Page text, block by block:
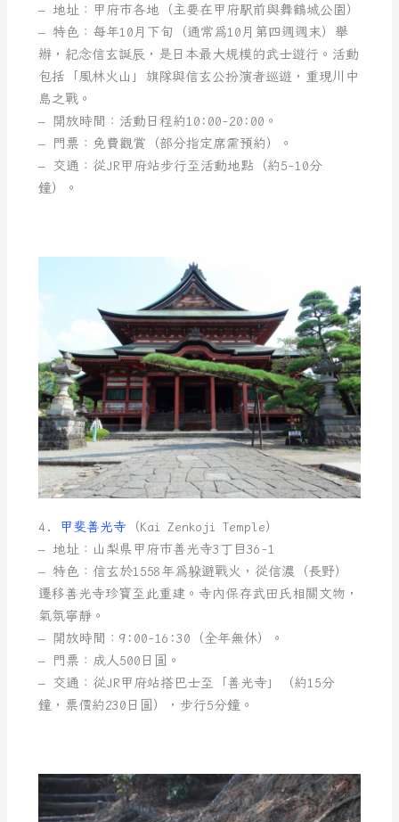
– 地址：甲府市各地（主要在甲府駅前與舞鶴城公園）
– 特色：每年10月下旬（通常為10月第四週週末）舉
辦，紀念信玄誕辰，是日本最大規模的武士遊行。活動
包括「風林火山」旗隊與信玄公扮演者巡遊，重現川中
島之戰。
– 開放時間：活動日程約10:00-20:00。
– 門票：免費觀賞（部分指定席需預約）。
– 交通：從JR甲府站步行至活動地點（約5-10分
鐘）。
4. 甲斐善光寺 （Kai Zenkoji Temple）
– 地址：山梨県甲府市善光寺3丁目36-1
– 特色：信玄於1558年為躲避戰火，從信濃（長野）
遷移善光寺珍寶至此重建。寺內保存武田氏相關文物，
氣氛寧靜。
– 開放時間：9:00-16:30（全年無休）。
– 門票：成人500日圓。
– 交通：從JR甲府站搭巴士至「善光寺」（約15分
鐘，票價約230日圓），步行5分鐘。